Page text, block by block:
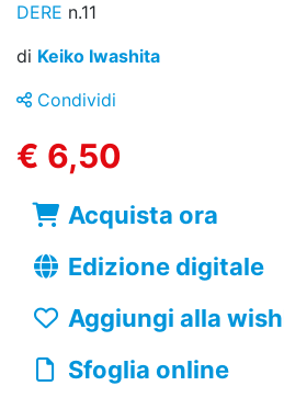
DERE n.11
di Keiko Iwashita
Condividi
€ 6,50
Acquista ora
Edizione digitale
Aggiungi alla
Sfoglia online